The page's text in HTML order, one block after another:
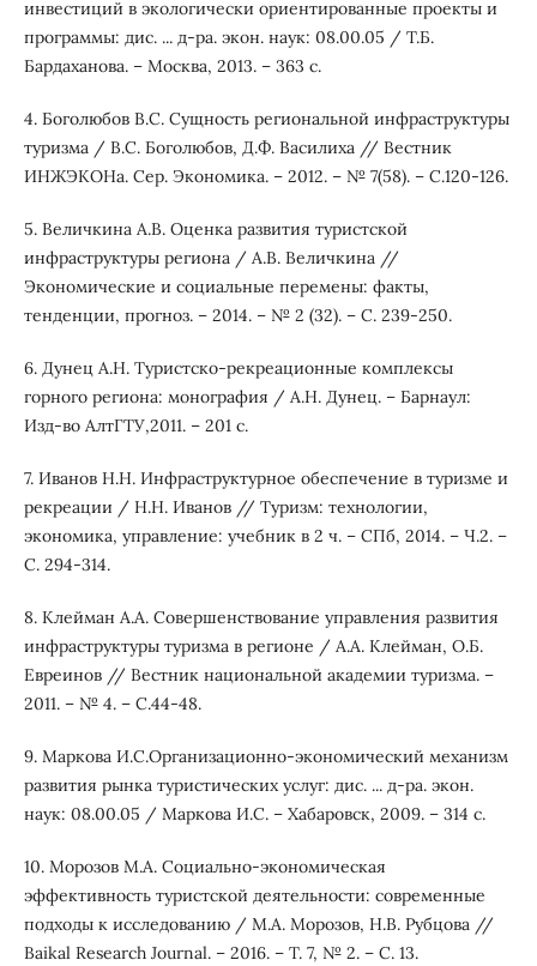
инвестиций в экологически ориентированные проекты и
программы: дис. ... д-ра. экон. наук: 08.00.05 / Т.Б.
Бардаханова. – Москва, 2013. – 363 с.
4. Боголюбов В.С. Сущность региональной инфраструктуры
туризма / В.С. Боголюбов, Д.Ф. Василиха // Вестник
ИНЖЭКОНа. Сер. Экономика. – 2012. – № 7(58). – С.120-126.
5. Величкина А.В. Оценка развития туристской
инфраструктуры региона / А.В. Величкина //
Экономические и социальные перемены: факты,
тенденции, прогноз. – 2014. – № 2 (32). – С. 239-250.
6. Дунец А.Н. Туристско-рекреационные комплексы
горного региона: монография / А.Н. Дунец. – Барнаул:
Изд-во АлтГТУ,2011. – 201 с.
7. Иванов Н.Н. Инфраструктурное обеспечение в туризме и
рекреации / Н.Н. Иванов // Туризм: технологии,
экономика, управление: учебник в 2 ч. – СПб, 2014. – Ч.2. –
С. 294-314.
8. Клейман А.А. Совершенствование управления развития
инфраструктуры туризма в регионе / А.А. Клейман, О.Б.
Евреинов // Вестник национальной академии туризма. –
2011. – № 4. – С.44-48.
9. Маркова И.С.Организационно-экономический механизм
развития рынка туристических услуг: дис. ... д-ра. экон.
наук: 08.00.05 / Маркова И.С. – Хабаровск, 2009. – 314 с.
10. Морозов М.А. Социально-экономическая
эффективность туристской деятельности: современные
подходы к исследованию / М.А. Морозов, Н.В. Рубцова //
Baikal Research Journal. – 2016. – Т. 7, № 2. – С. 13.